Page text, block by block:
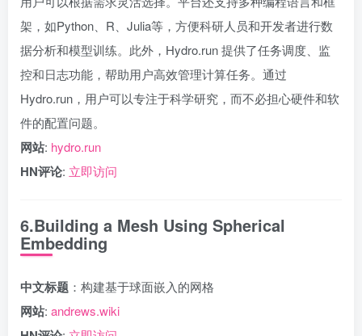
架，如Python、R、Julia等，方便科研人员和开发者进行数
据分析和模型训练。此外，Hydro.run 提供了任务调度、监
控和日志功能，帮助用户高效管理计算任务。通过
Hydro.run，用户可以专注于科学研究，而不必担心硬件和软
件的配置问题。
网站: hydro.run
HN评论: 立即访问
6.Building a Mesh Using Spherical
Embedding
中文标题 ：构建基于球面嵌入的网格
网站: andrews.wiki